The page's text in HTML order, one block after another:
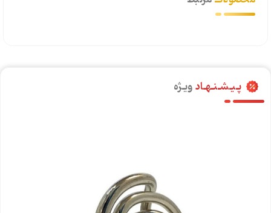
پـیـشـنـهـادویـژه